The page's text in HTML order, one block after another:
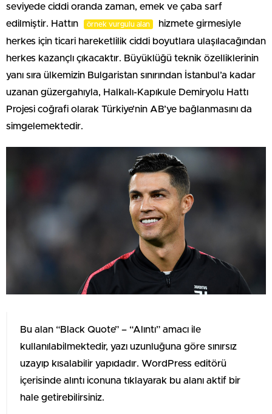
seviyede ciddi oranda zaman, emek ve çaba sarf
edilmiştir. Hattın
örnek vurgulu alan
hizmete girmesiyle
herkes için ticari hareketlilik ciddi boyutlara ulaşılacağından
herkes kazançlı çıkacaktır. Büyüklüğü teknik özelliklerinin
yanı sıra ülkemizin Bulgaristan sınırından İstanbul’a kadar
uzanan güzergahıyla, Halkalı-Kapıkule Demiryolu Hattı
Projesi coğrafi olarak Türkiye’nin AB’ye bağlanmasını da
simgelemektedir.
Bu alan “Black Quote” – “Alıntı” amacı ile
kullanılabilmektedir, yazı uzunluğuna göre sınırsız
uzayıp kısalabilir yapıdadır. WordPress editörü
içerisinde alıntı iconuna tıklayarak bu alanı aktif bir
hale getirebilirsiniz.